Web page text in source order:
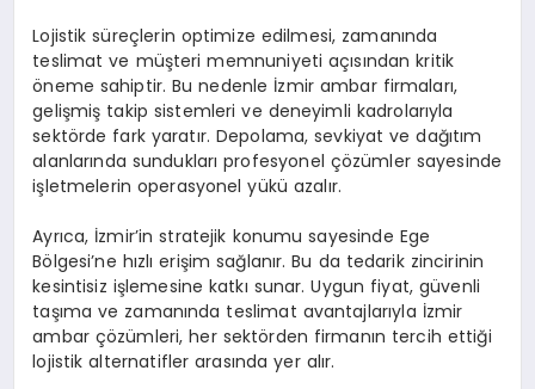
Lojistik süreçlerin optimize edilmesi, zamanında
teslimat ve müşteri memnuniyeti açısından kritik
öneme sahiptir. Bu nedenle İzmir ambar firmaları,
gelişmiş takip sistemleri ve deneyimli kadrolarıyla
sektörde fark yaratır. Depolama, sevkiyat ve dağıtım
alanlarında sundukları profesyonel çözümler sayesinde
işletmelerin operasyonel yükü azalır.
Ayrıca, İzmir’in stratejik konumu sayesinde Ege
Bölgesi’ne hızlı erişim sağlanır. Bu da tedarik zincirinin
kesintisiz işlemesine katkı sunar. Uygun fiyat, güvenli
taşıma ve zamanında teslimat avantajlarıyla İzmir
ambar çözümleri, her sektörden firmanın tercih ettiği
lojistik alternatifler arasında yer alır.